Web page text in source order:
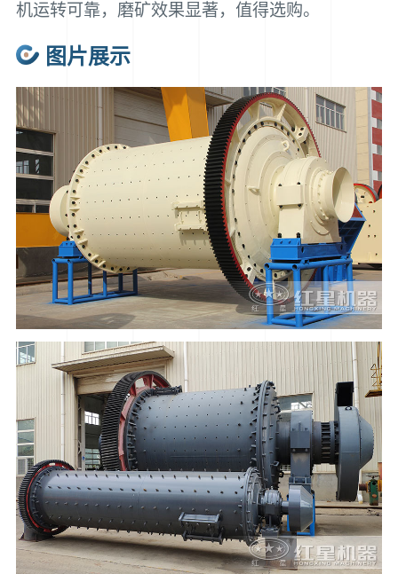
机运转可靠，磨矿效果显著，值得选购。
图片展示